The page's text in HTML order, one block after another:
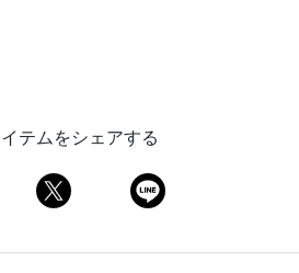
テムをシェアする